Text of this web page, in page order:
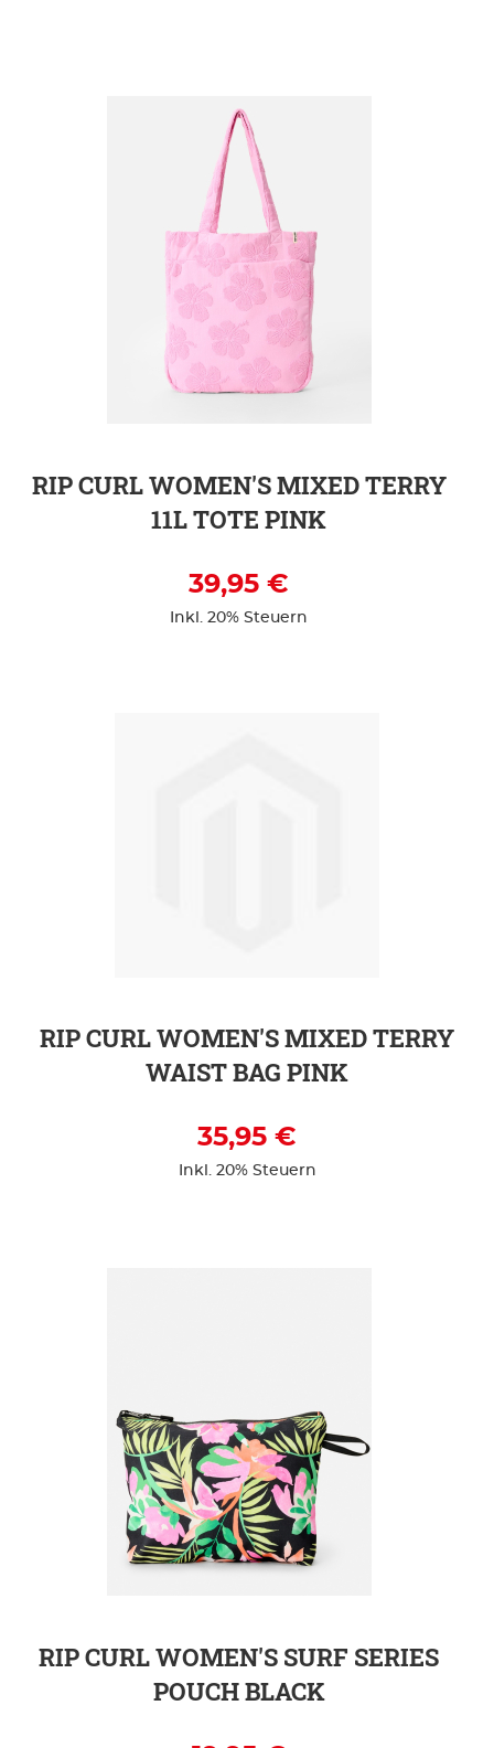
RIP CURL WOMEN'S MIXED TERRY
11L TOTE PINK
39,95 €
Inkl. 20% Steuern
ZUR DETAILSEITE
RIP CURL WOMEN'S MIXED TERRY
WAIST BAG PINK
35,95 €
Inkl. 20% Steuern
RIP CURL WOMEN'S SURF SERIES
POUCH BLACK
ZUR DETAILSEITE